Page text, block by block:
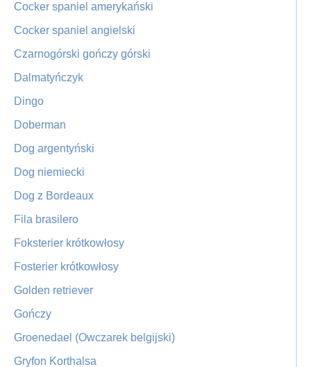
Cocker spaniel amerykański
Cocker spaniel angielski
Czarnogórski gończy górski
Dalmatyńczyk
Dingo
Doberman
Dog argentyński
Dog niemiecki
Dog z Bordeaux
Fila brasilero
Foksterier krótkowłosy
Fosterier krótkowłosy
Golden retriever
Gończy
Groenedael (Owczarek belgijski)
Gryfon Korthalsa